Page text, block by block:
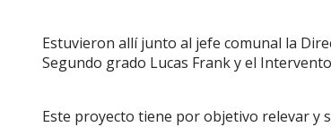
Estuvieron allí junto al jefe comunal la
Segundo grado Lucas Frank y el
Este proyecto tiene por objetivo relevar y